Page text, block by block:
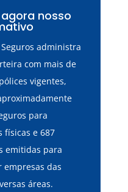
agora nosso
administra
com mais de
vigentes,
para
físicas e 687
emitidas para
empresas das
áreas.